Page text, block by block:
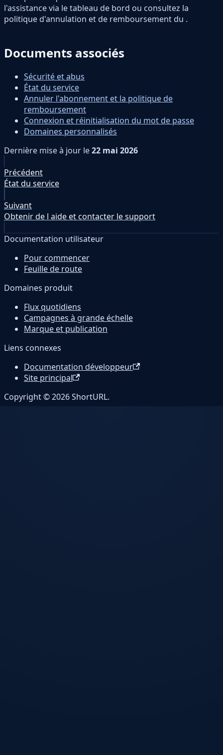
l'assistance via le tableau de bord ou consultez la
politique d'annulation et de remboursement du .
Documents associés
Sécurité et abus
État du service
Annuler l'abonnement et la politique de
remboursement
Connexion et réinitialisation du mot de passe
Domaines personnalisés
Dernière mise à jour le22 mai 2026
Précédent
État du service
Suivant
Obtenir de l aide et contacter le support
Documentation utilisateur
Pour commencer
Feuille de route
Domaines produit
Flux quotidiens
Campagnes à grande échelle
Marque et publication
Liens connexes
Documentation développeur
Site principal
Copyright © 2026 ShortURL.